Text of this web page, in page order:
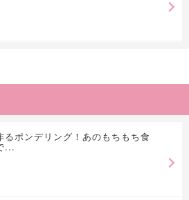
るポンデリング！あのもちもち食
...